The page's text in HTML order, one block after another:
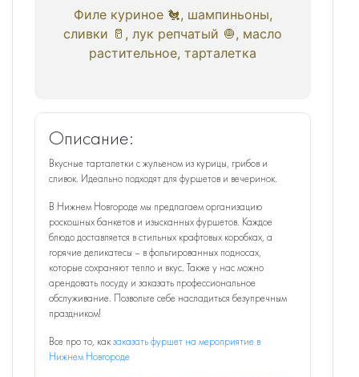
Филе куриное 🐔, шампиньоны,
сливки 🥛, лук репчатый 🧅, масло
растительное, тарталетка
Описание:
Вкусные тарталетки с жульеном из курицы, грибов и
сливок. Идеально подходят для фуршетов и вечеринок.
В Нижнем Новгороде мы предлагаем организацию
роскошных банкетов и изысканных фуршетов. Каждое
блюдо доставляется в стильных крафтовых коробках, а
горячие деликатесы – в фольгированных подносах,
которые сохраняют тепло и вкус. Также у нас можно
арендовать посуду и заказать профессиональное
обслуживание. Позвольте себе насладиться безупречным
праздником!
Все про то, какзаказать фуршет на мероприятие в
Нижнем Новгороде